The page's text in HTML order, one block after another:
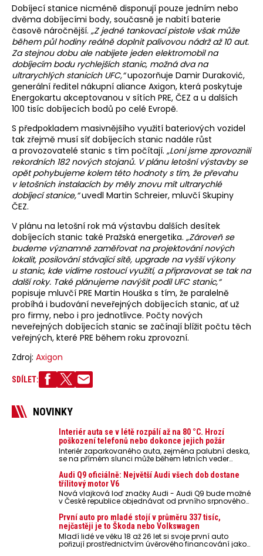
Dobíjecí stanice nicméně disponují pouze jedním nebo
dvěma dobíjecími body, současně je nabití baterie
časově náročnější. „Z jedné tankovací pistole však může
během půl hodiny reálně doplnit palivovou nádrž až 10 aut.
Za stejnou dobu ale nabijete jeden elektromobil na
dobíjecím bodu rychlejších stanic, možná dva na
ultrarychlých stanicích UFC,“upozorňuje Damir Duraković,
generální ředitel nákupní aliance Axigon, která poskytuje
Energokartu akceptovanou v sítích PRE, ČEZ a u dalších
100 tisíc dobíjecích bodů po celé Evropě.
S předpokladem masivnějšího využití bateriových vozidel
tak zřejmě musí síť dobíjecích stanic nadále růst
a provozovatelé stanic s tím počítají. „Loni jsme zprovoznili
rekordních 182 nových stojanů. V plánu letošní výstavby se
opět pohybujeme kolem této hodnoty s tím, že převahu
v letošních instalacích by měly znovu mít ultrarychlé
dobíjecí stanice,“uvedl Martin Schreier, mluvčí Skupiny
ČEZ.
V plánu na letošní rok má výstavbu dalších desítek
dobíjecích stanic také Pražská energetika. „Zároveň se
budeme významně zaměřovat na projektování nových
lokalit, posilování stávající sítě, upgrade na vyšší výkony
u stanic, kde vidíme rostoucí využití, a připravovat se tak na
další roky. Také plánujeme navýšit podíl UFC stanic,“
popisuje mluvčí PRE Martin Houška s tím, že paralelně
probíhá i budování neveřejných dobíjecích stanic, ať už
pro firmy, nebo i pro jednotlivce. Počty nových
neveřejných dobíjecích stanic se začínají blížit počtu těch
veřejných, které PRE během roku zprovozní.
Zdroj: Axigon
SDÍLET:
NOVINKY
Interiér auta se v létě rozpálí až na 80 °C. Hrozí
poškození telefonů nebo dokonce jejich požár
Interiér zaparkovaného auta, zejména palubní deska,
se na přímém slunci může během letních veder
nebezpečí pro odložené mobilní telefony, powerbanky
nebo notebooky. Můžou urychlit stárnutí baterií,
poškodit elektroniku a ve výjimečných případech i
zvýšit riziko požáru.
Audi Q9 oficiálně: Největší Audi všech dob dostane
třílitový motor V6
Nová vlajková loď značky Audi - Audi Q9 bude možné
v České republice objednávat od prvního srpnového
První auto pro mladé stojí v průměru 337 tisíc,
nejčastěji je to Škoda nebo Volkswagen
Mladí lidé ve věku 18 až 26 let si svoje první auto
pořizují prostřednictvím úvěrového financování jako